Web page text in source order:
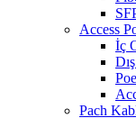
Access
İç
Pach